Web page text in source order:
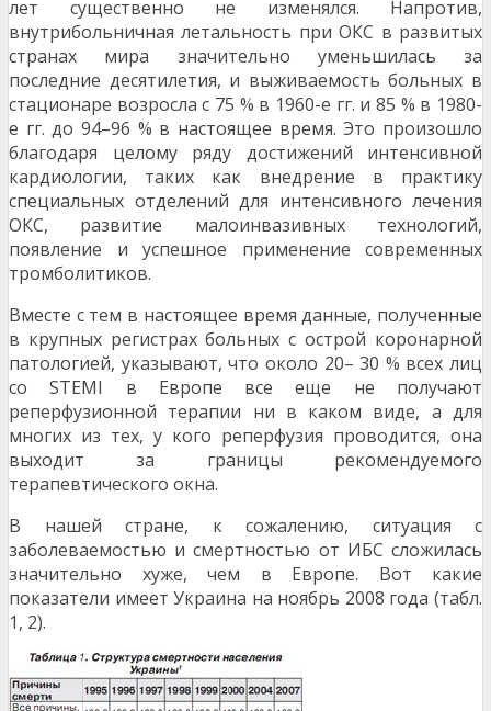
лет существенно не изменялся. Напротив,
внутрибольничная летальность при ОКС в развитых
странах мира значительно уменьшилась за
последние десятилетия, и выживаемость больных в
стационаре возросла с 75 % в 1960-е гг. и 85 % в 1980-
е гг. до 94–96 % в настоящее время. Это произошло
благодаря целому ряду достижений интенсивной
кардиологии, таких как внедрение в практику
специальных отделений для интенсивного лечения
ОКС, развитие малоинвазивных технологий,
появление и успешное применение современных
тромболитиков.
Вместе с тем в настоящее время данные, полученные
в крупных регистрах больных с острой коронарной
патологией, указывают, что около 20– 30 % всех лиц
со STEMI в Европе все еще не получают
реперфузионной терапии ни в каком виде, а для
многих из тех, у кого реперфузия проводится, она
выходит за границы рекомендуемого
терапевтического окна.
В нашей стране, к сожалению, ситуация с
заболеваемостью и смертностью от ИБС сложилась
значительно хуже, чем в Европе. Вот какие
показатели имеет Украина на ноябрь 2008 года (табл.
1, 2).